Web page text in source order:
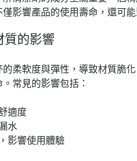
影響產品的使用壽命，還可
質的影響
柔軟度與彈性，導致材質脆
常見的影響包括：
適度
水
影響使用體驗